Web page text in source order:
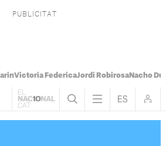
Victoria FedericaJordi RobirosaNacho